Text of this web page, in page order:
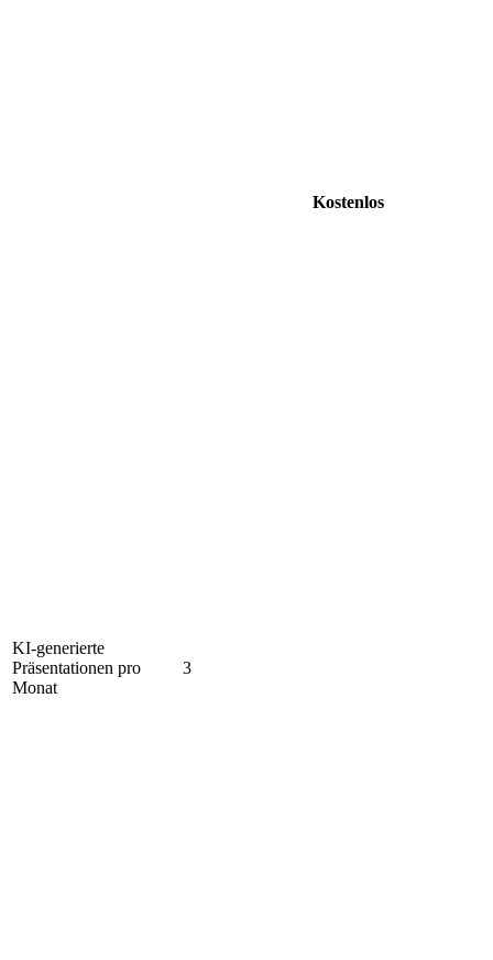
Kostenlos
KI-generierte
Präsentationen pro
Monat
3